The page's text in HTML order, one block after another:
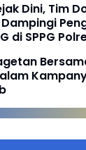
Dini, Tim
di SPPG